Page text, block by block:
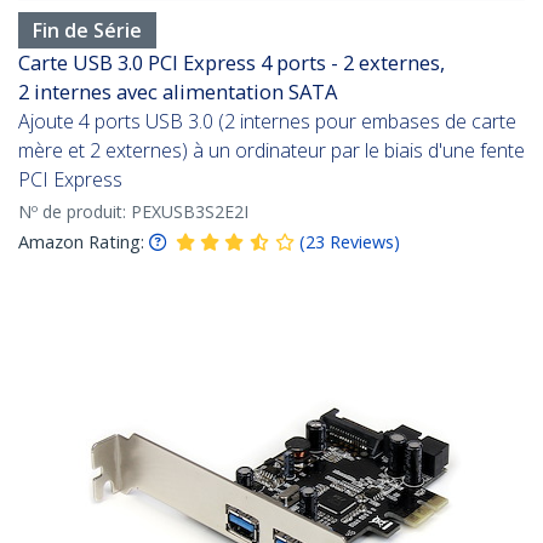
Fin de Série
Carte USB 3.0 PCI Express 4 ports - 2 externes,
2 internes avec alimentation SATA
Ajoute 4 ports USB 3.0 (2 internes pour embases de carte
mère et 2 externes) à un ordinateur par le biais d'une fente
PCI Express
Nº de produit: PEXUSB3S2E2I
Amazon Rating:
(23 Reviews)